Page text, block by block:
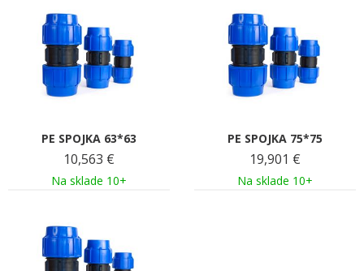
PE SPOJKA 63*63
10,563 €
Na sklade 10+
PE SPOJKA 75*75
19,901 €
Na sklade 10+